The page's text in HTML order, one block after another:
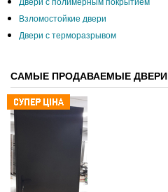
Взломостойкие двери
Двери с терморазрывом
САМЫЕ ПРОДАВАЕМЫЕ ДВЕРИ